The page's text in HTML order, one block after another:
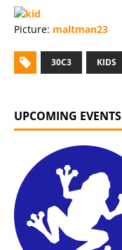
Picture: maltman23
30C3 KIDS
UPCOMING EVENTS